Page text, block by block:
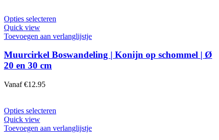
op
de
productpagina
Opties selecteren
heeft
variaties.
de
Quick view
Toevoegen aan verlanglijstje
Muurcirkel Boswandeling | Konijn op schommel | Ø
20 en 30 cm
Vanaf €12.95
Opties selecteren
heeft
Quick view
Toevoegen aan verlanglijstje